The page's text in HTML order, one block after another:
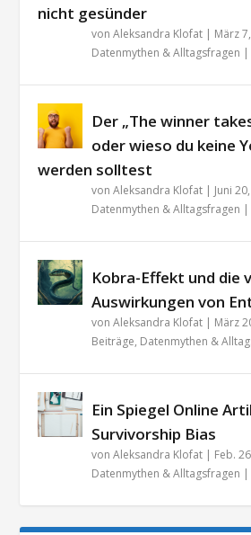
nicht gesünder
vonAleksandra Klofat | März
Datenmythen & Alltagsfragen |
Der „The winner
oder wieso du keine
werden solltest
vonAleksandra Klofat | Juni
Datenmythen & Alltagsfragen |
Kobra-Effekt und die
Auswirkungen von
vonAleksandra Klofat | März
Beiträge, Datenmythen &
Ein Spiegel Online
Survivorship Bias
vonAleksandra Klofat | Feb.
Datenmythen & Alltagsfragen |